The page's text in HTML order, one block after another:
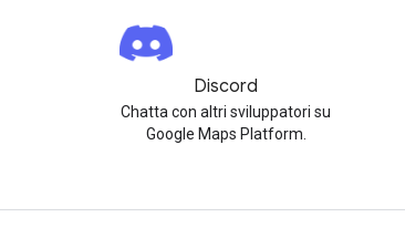
Discord
Chatta con altri sviluppatori su
Google Maps Platform.